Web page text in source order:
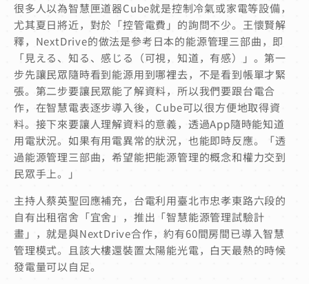
很多人以為智慧匣道器Cube就是控制冷氣或家電等設備，
尤其夏日將近，對於「控管電費」的詢問不少。王懷賢解
釋，NextDrive的做法是參考日本的能源管理三部曲，即
「見える、知る、感じる（可視，知道，有感）」。第一
步先讓民眾隨時看到能源用到哪裡去，不是看到帳單才緊
張。第二步要讓民眾能了解資料，所以我們要跟台電合
作，在智慧電表逐步導入後，Cube可以很方便地取得資
料。接下來要讓人理解資料的意義，透過App隨時能知道
用電狀況。如果有用電異常的狀況，也能即時反應。「透
過能源管理三部曲，希望能把能源管理的概念和權力交到
民眾手上。」
主持人蔡英聖回應補充，台電利用臺北市忠孝東路六段的
自有出租宿舍「宜舍」，推出「智慧能源管理試驗計
畫」，就是與NextDrive合作，約有60間房間已導入智慧
管理模式。且該大樓還裝置太陽能光電，白天最熱的時候
發電量可以自足。